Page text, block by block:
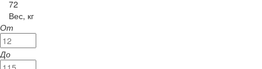
72
Вес, кг
От
До